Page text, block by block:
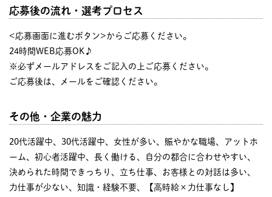
応募後の流れ・選考プロセス
<応募画面に進むボタン>からご応募ください。
24時間WEB応募OK♪
※必ずメールアドレスをご記入の上ご応募ください。
ご応募後は、メールをご確認ください。
その他・企業の魅力
20代活躍中、30代活躍中、女性が多い、賑やかな職場、アットホ
ーム、初心者活躍中、長く働ける、自分の都合に合わせやすい、
決められた時間できっちり、立ち仕事、お客様との対話は多い、
力仕事が少ない、知識・経験不要、【高時給×力仕事なし】